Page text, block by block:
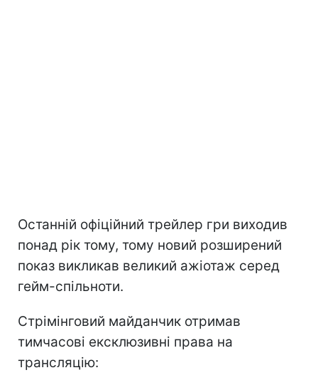
Останній офіційний трейлер гри виходив
понад рік тому, тому новий розширений
показ викликав великий ажіотаж серед
гейм-спільноти.
Стрімінговий майданчик отримав
тимчасові ексклюзивні права на
трансляцію: